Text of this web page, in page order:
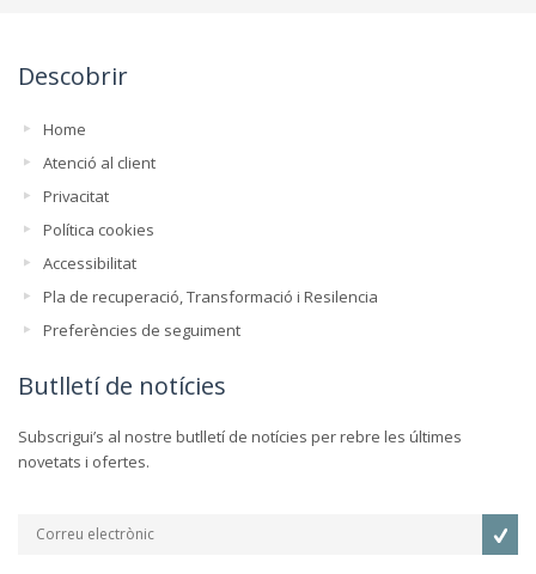
Descobrir
Home
Atenció al client
Privacitat
Política cookies
Accessibilitat
Pla de recuperació, Transformació i Resilencia
Preferències de seguiment
Butlletí de notícies
Subscrigui’s al nostre butlletí de notícies per rebre les últimes
novetats i ofertes.